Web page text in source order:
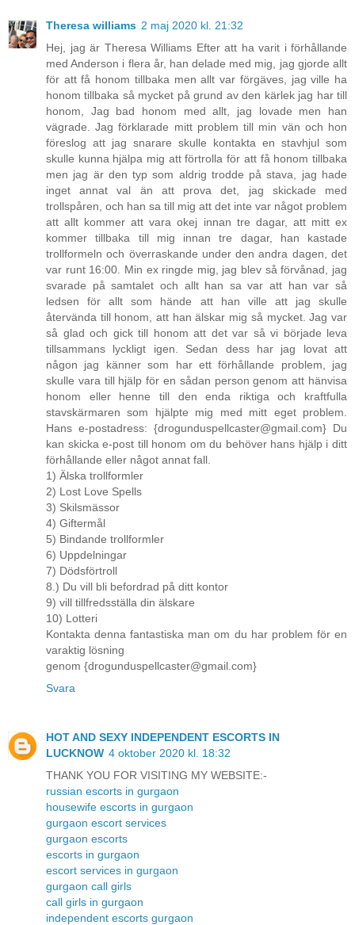
Theresa williams 2 maj 2020 kl. 21:32
Hej, jag är Theresa Williams Efter att ha varit i förhållande
med Anderson i flera år, han delade med mig, jag gjorde allt
för att få honom tillbaka men allt var förgäves, jag ville ha
honom tillbaka så mycket på grund av den kärlek jag har till
honom, Jag bad honom med allt, jag lovade men han
vägrade. Jag förklarade mitt problem till min vän och hon
föreslog att jag snarare skulle kontakta en stavhjul som
skulle kunna hjälpa mig att förtrolla för att få honom tillbaka
men jag är den typ som aldrig trodde på stava, jag hade
inget annat val än att prova det, jag skickade med
trollspåren, och han sa till mig att det inte var något problem
att allt kommer att vara okej innan tre dagar, att mitt ex
kommer tillbaka till mig innan tre dagar, han kastade
trollformeln och överraskande under den andra dagen, det
var runt 16:00. Min ex ringde mig, jag blev så förvånad, jag
svarade på samtalet och allt han sa var att han var så
ledsen för allt som hände att han ville att jag skulle
återvända till honom, att han älskar mig så mycket. Jag var
så glad och gick till honom att det var så vi började leva
tillsammans lyckligt igen. Sedan dess har jag lovat att
någon jag känner som har ett förhållande problem, jag
skulle vara till hjälp för en sådan person genom att hänvisa
honom eller henne till den enda riktiga och kraftfulla
stavskärmaren som hjälpte mig med mitt eget problem.
Hans e-postadress: {drogunduspellcaster@gmail.com} Du
kan skicka e-post till honom om du behöver hans hjälp i ditt
förhållande eller något annat fall.
1) Älska trollformler
2) Lost Love Spells
3) Skilsmässor
4) Giftermål
5) Bindande trollformler
6) Uppdelningar
7) Dödsförtroll
8.) Du vill bli befordrad på ditt kontor
9) vill tillfredsställa din älskare
10) Lotteri
Kontakta denna fantastiska man om du har problem för en
varaktig lösning
genom {drogunduspellcaster@gmail.com}
Svara
HOT AND SEXY INDEPENDENT ESCORTS IN
LUCKNOW 4 oktober 2020 kl. 18:32
THANK YOU FOR VISITING MY WEBSITE:-
russian escorts in gurgaon
housewife escorts in gurgaon
gurgaon escort services
gurgaon escorts
escorts in gurgaon
escort services in gurgaon
gurgaon call girls
call girls in gurgaon
independent escorts gurgaon